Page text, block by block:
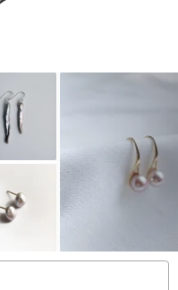
，請從訂單避免。
）
經休息了答复。
果你是指，
週日及公眾假期